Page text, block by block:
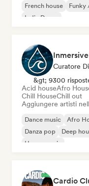
French house Funky
Indie Dance
Curatore
&gt; 9300
Acid houseAfro
Chill HouseChill out
Aggiungere artisti
Dance music Afro
Danza pop
Deep
House music
Cardio